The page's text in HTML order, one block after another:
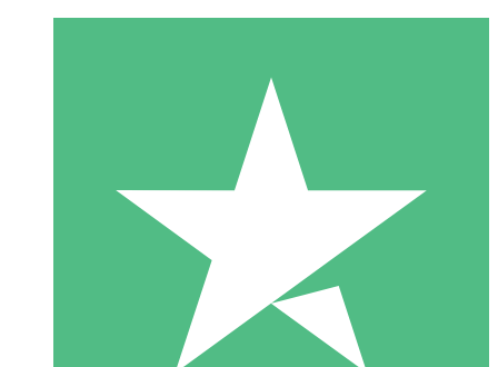
Packs de Crédits Individuels
Payez à l'utilisation avec des crédits de téléchargement. Sans
1 Téléchargement
10 00